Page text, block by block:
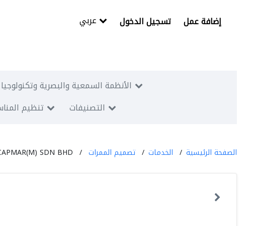
تسجيل الدخول إضافة عمل
الأنظمة السمعية والبصرية
تنظيم التصنيفات
الصفحة الرئيسية الخدمات تصميم الممرات SDN BHD